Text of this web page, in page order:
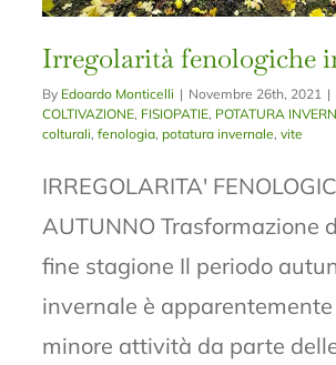
Irregolarità fenologiche
By Edoardo Monticelli | Novembre 26th, 2021 |
COLTIVAZIONE, FISIOPATIE, POTATURA
colturali,fenologia,potatura invernale,vite
IRREGOLARITA'
AUTUNNO Trasformazione
fine stagione Il periodo
invernale è
minore attività da parte